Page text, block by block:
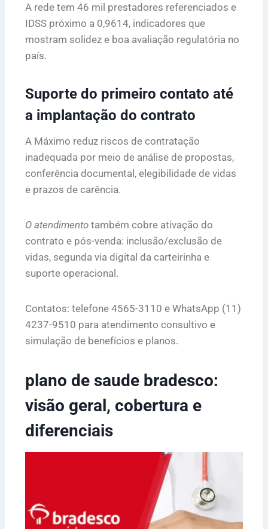
A rede tem 46 mil prestadores referenciados e
IDSS próximo a 0,9614, indicadores que
mostram solidez e boa avaliação regulatória no
país.
Suporte do primeiro contato até
a implantação do contrato
A Máximo reduz riscos de contratação
inadequada por meio de análise de propostas,
conferência documental, elegibilidade de vidas
e prazos de carência.
O atendimento também cobre ativação do
contrato e pós-venda: inclusão/exclusão de
vidas, segunda via digital da carteirinha e
suporte operacional.
Contatos: telefone 4565-3110 e WhatsApp (11)
4237-9510 para atendimento consultivo e
simulação de benefícios e planos.
plano de saude bradesco:
visão geral, cobertura e
diferenciais